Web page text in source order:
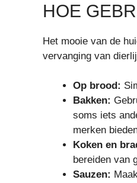
HOE
Het mooie van de
vervanging van
Op brood:
Bakken:
soms iets
merken
Koken en
bereiden van
Sauzen: